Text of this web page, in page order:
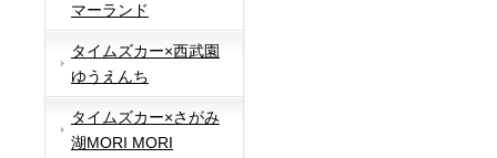
マーランド
タイムズカー×西武園
ゆうえんち
タイムズカー×さがみ
湖MORI MORI